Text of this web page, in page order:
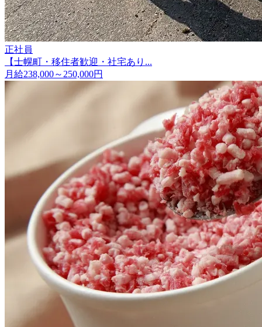
正社員
【士幌町・移住者歓迎・社宅あり...
月給238,000～250,000円